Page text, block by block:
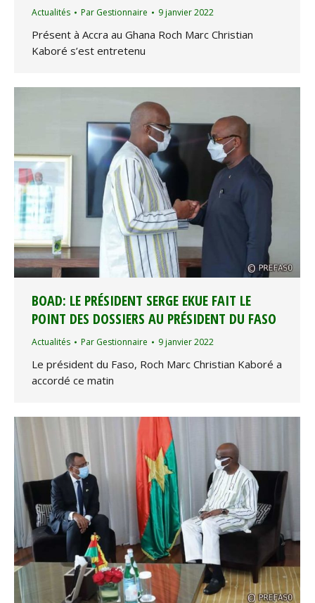
Actualités Par Gestionnaire 9 janvier 2022
Présent à Accra au Ghana Roch Marc Christian
Kaboré s’est entretenu
BOAD: LE PRÉSIDENT SERGE EKUE FAIT LE
POINT DES DOSSIERS AU PRÉSIDENT DU FASO
Actualités Par Gestionnaire 9 janvier 2022
Le président du Faso, Roch Marc Christian Kaboré a
accordé ce matin